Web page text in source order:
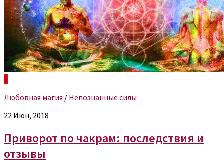
8
Любовная магия / Непознанные силы
22 Июн, 2018
Приворот по чакрам: последствия и
отзывы